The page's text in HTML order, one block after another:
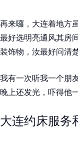
再来囉，大连着地方
最好选明亮通风其房
装饰物，汝最好问清
我有一次听我一个朋
晚上还发光，吓得他
大连约床服务